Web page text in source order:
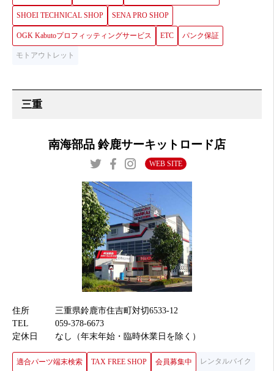
SHOEI TECHNICAL SHOP SENA PRO SHOP
OGK Kabutoプロフィッティングサービス ETC パンク保証
モトアウトレット
南海部品 鈴鹿サーキットロード店
WEB SITE
住所
三重県鈴鹿市住吉町対切6533-12
TEL
059-378-6673
定休日
なし（年末年始・臨時休業日を除く）
適合パーツ端末検索 TAX FREE SHOP 会員募集中 レンタルバイク